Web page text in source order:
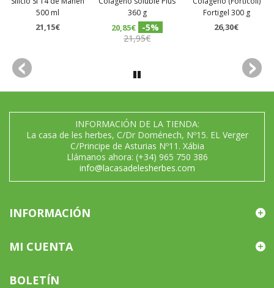
500 ml
21,15€
360 g
20,85€
-5%
21,95€
Fortigel 300 g
26,30€
INFORMACIÓN DE LA TIENDA:
La casa de les herbes, C/Dr Doménech, Nº15. EL Verger
C/Principe de Asturias Nº11. Xábia
Llámanos ahora: (+34) 965 750 386
info@lacasadelesherbes.com
INFORMACIÓN
MI CUENTA
BOLETÍN